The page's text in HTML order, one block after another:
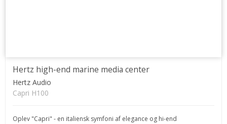
Hertz high-end marine media center
Hertz Audio
Capri H100
Oplev "Capri" - en italiensk symfoni af elegance og hi-end